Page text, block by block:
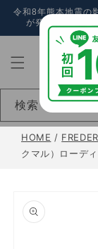
ンツに
進む
令和8年熊本地震の
が発生しており
検索
HOME /
クマル）ローデ
報にス
キップ